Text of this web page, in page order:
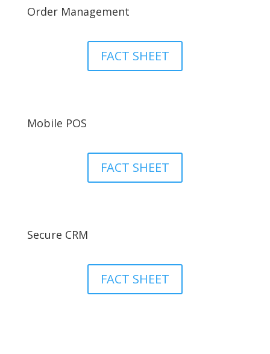
Order Management
FACT SHEET
Mobile POS
FACT SHEET
Secure CRM
FACT SHEET